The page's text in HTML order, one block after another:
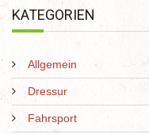
KATEGORIEN
Allgemein
Dressur
Fahrsport